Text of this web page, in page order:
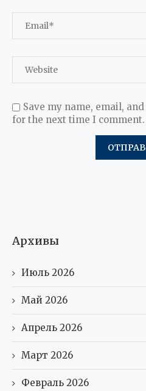
Save my name, email,
for the next time I comment.
Архивы
Июль 2026
Май 2026
Апрель 2026
Март 2026
Февраль 2026